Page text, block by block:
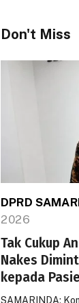
Don't Miss
DPRD
2026
Tak Cukup
Nakes
kepada
SAMARINDA: